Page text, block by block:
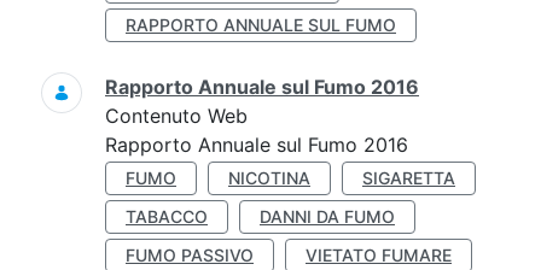
RAPPORTO ANNUALE SUL FUMO
Rapporto Annuale sul Fumo 2016
Contenuto Web
Rapporto Annuale sul Fumo 2016
FUMO NICOTINA
SIGARETTA
TABACCO
DANNI DA FUMO
FUMO PASSIVO
VIETATO FUMARE